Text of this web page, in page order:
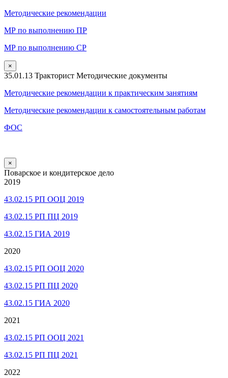
Методические рекомендации
МР по выполнению ПР
МР по выполнению СР
×
35.01.13 Тракторист Методические документы
Методические рекомендации к практическим занятиям
Методические рекомендации к самостоятельным работам
ФОС
×
Поварское и кондитерское дело
2019
43.02.15 РП ООЦ 2019
43.02.15 РП ПЦ 2019
43.02.15 ГИА 2019
2020
43.02.15 РП ООЦ 2020
43.02.15 РП ПЦ 2020
43.02.15 ГИА 2020
2021
43.02.15 РП ООЦ 2021
43.02.15 РП ПЦ 2021
2022